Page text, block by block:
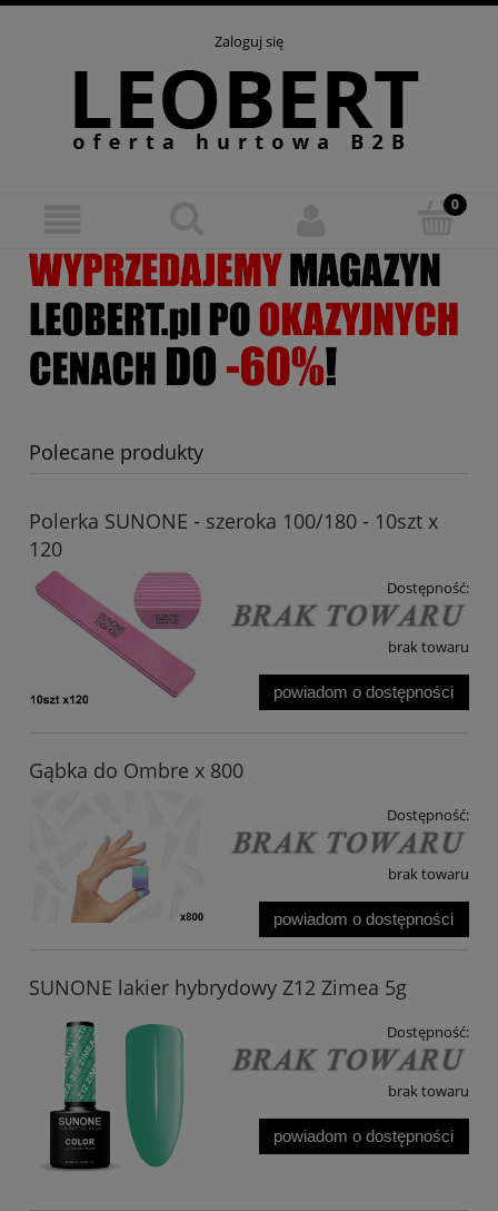
Zaloguj się
Polecane produkty
Polerka SUNONE - szeroka 100/180 - 10szt x
120
Dostępność:
brak towaru
powiadom o dostępności
Gąbka do Ombre x 800
Dostępność:
brak towaru
powiadom o dostępności
SUNONE lakier hybrydowy Z12 Zimea 5g
Dostępność:
brak towaru
powiadom o dostępności